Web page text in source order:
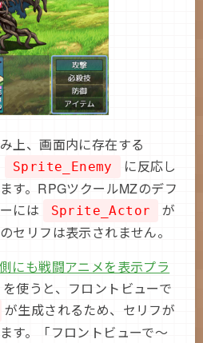
上、画面内に存在する
Sprite_Enemy
に反応し
す。RPGツクールMZのデフ
には
Sprite_Actor
が
セリフは表示されません。
にも戦闘アニメを表示プラ
を使うと、フロントビューで
が生成されるため、セリフが
す。「フロントビューで～